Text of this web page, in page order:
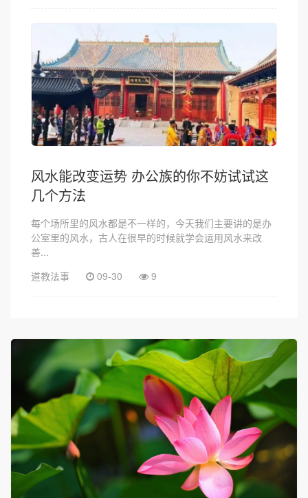
风水能改变运势 办公族的你不妨试试这
几个方法
每个场所里的风水都是不一样的，今天我们主要讲的是办
公室里的风水，古人在很早的时候就学会运用风水来改
善...
道教法事
09-30 9